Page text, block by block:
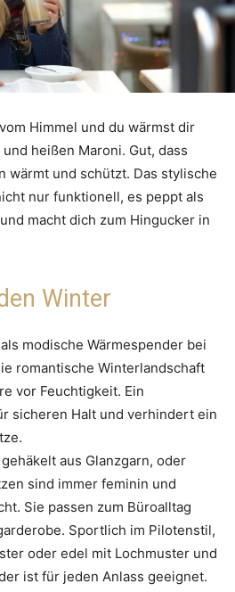
Himmel und du wärmst dir
heißen Maroni. Gut, dass
wärmt und schützt. Das stylische
nur funktionell, es peppt als
macht dich zum Hingucker in
Winter
modische Wärmespender bei
romantische Winterlandschaft
vor Feuchtigkeit. Ein
sicheren Halt und verhindert ein
aus Glanzgarn, oder
sind immer feminin und
Sie passen zum Büroalltag
Sportlich im Pilotenstil,
oder edel mit Lochmuster und
ist für jeden Anlass geeignet.